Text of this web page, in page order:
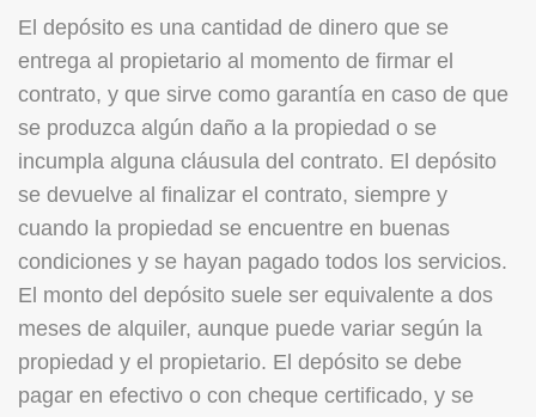
El depósito es una cantidad de dinero que se
entrega al propietario al momento de firmar el
contrato, y que sirve como garantía en caso de que
se produzca algún daño a la propiedad o se
incumpla alguna cláusula del contrato. El depósito
se devuelve al finalizar el contrato, siempre y
cuando la propiedad se encuentre en buenas
condiciones y se hayan pagado todos los servicios.
El monto del depósito suele ser equivalente a dos
meses de alquiler, aunque puede variar según la
propiedad y el propietario. El depósito se debe
pagar en efectivo o con cheque certificado, y se